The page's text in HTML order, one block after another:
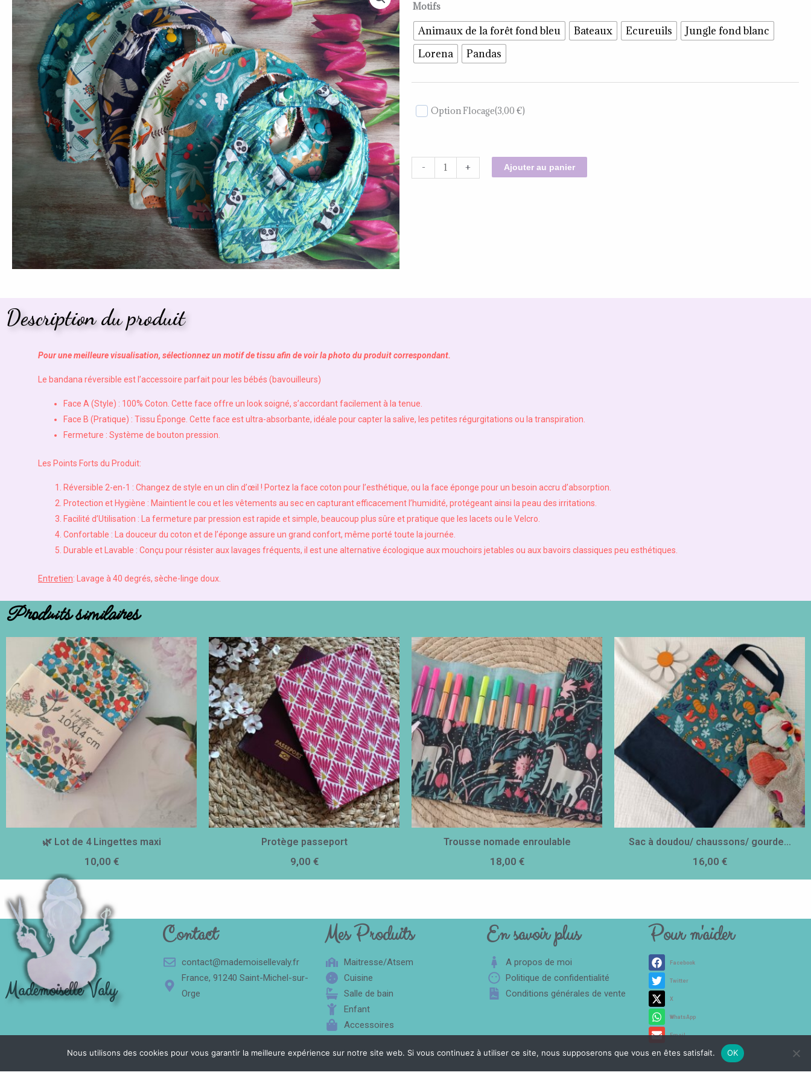
Motifs
Animaux de la forêt fond bleu Bateaux Ecureuils
Jungle fond blanc
Lorena
Pandas
Option Flocage(3,00 €)
-
quantité
de
⭐️Bavoir
Bandana
éponge
+ Ajouter au panier
Description du produit
Pour une meilleure visualisation, sélectionnez un motif de tissu afin de voir la photo du produit correspondant.
Le bandana réversible est l’accessoire parfait pour les bébés (bavouilleurs)
Face A (Style) : 100% Coton. Cette face offre un look soigné, s’accordant facilement à la tenue.
Face B (Pratique) : Tissu Éponge. Cette face est ultra-absorbante, idéale pour capter la salive, les petites régurgitations ou la transpiration.
Fermeture : Système de bouton pression.
Les Points Forts du Produit:
Réversible 2-en-1 : Changez de style en un clin d’œil ! Portez la face coton pour l’esthétique, ou la face éponge pour un besoin accru d’absorption.
Protection et Hygiène : Maintient le cou et les vêtements au sec en capturant efficacement l’humidité, protégeant ainsi la peau des irritations.
Facilité d’Utilisation : La fermeture par pression est rapide et simple, beaucoup plus sûre et pratique que les lacets ou le Velcro.
Confortable : La douceur du coton et de l’éponge assure un grand confort, même porté toute la journée.
Durable et Lavable : Conçu pour résister aux lavages fréquents, il est une alternative écologique aux mouchoirs jetables ou aux bavoirs classiques peu esthétiques.
Entretien: Lavage à 40 degrés, sèche-linge doux.
Produits similaires
🌿 Lot de 4 Lingettes maxi
10,00 €
Protège passeport
9,00 €
Trousse nomade enroulable
18,00 €
Sac à doudou/ chaussons/ gourde…
16,00 €
Mademoiselle Valy
Contact
contact@mademoisellevaly.fr
France, 91240 Saint-Michel-sur-
Orge
Mes Produits
Maitresse/Atsem
Cuisine
Salle de bain
Enfant
Accessoires
En savoir plus
A propos de moi
Politique de confidentialité
Conditions générales de vente
Pour m'aider
Facebook
Twitter
X
WhatsApp
Email
Nous utilisons des cookies pour vous garantir la meilleure expérience sur notre site web. Si vous continuez à utiliser ce site, nous supposerons que vous en êtes satisfait. OK